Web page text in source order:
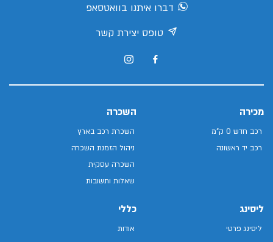
דברו איתנו בוואטסאפ
טופס יצירת קשר
מכירה
רכב חדש 0 ק"מ
רכב יד ראשונה
השכרה
השכרת רכב בארץ
ניהול הזמנת השכרה
השכרה עסקית
שאלות ותשובות
ליסינג
ליסינג פרטי
כללי
אודות